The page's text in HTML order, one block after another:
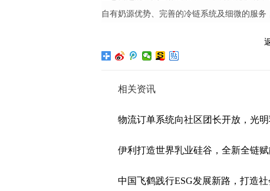
自有奶源优势、完善的冷链系统及细微的服
相关资讯
物流订单系统向社区团长开放，光
伊利打造世界乳业硅谷，全新全链
中国飞鹤践行ESG发展新路，打造